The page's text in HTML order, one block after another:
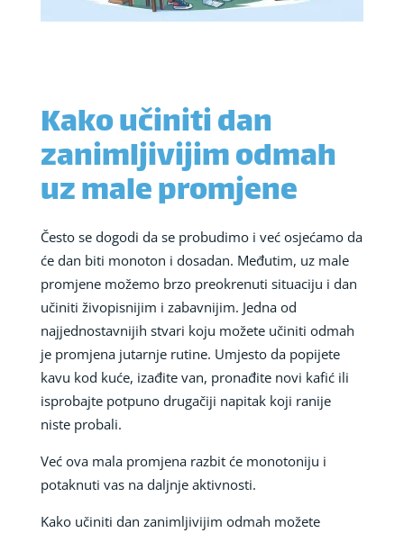
Kako učiniti dan
zanimljivijim odmah
uz male promjene
Često se dogodi da se probudimo i već osjećamo da
će dan biti monoton i dosadan. Međutim, uz male
promjene možemo brzo preokrenuti situaciju i dan
učiniti živopisnijim i zabavnijim. Jedna od
najjednostavnijih stvari koju možete učiniti odmah
je promjena jutarnje rutine. Umjesto da popijete
kavu kod kuće, izađite van, pronađite novi kafić ili
isprobajte potpuno drugačiji napitak koji ranije
niste probali.
Već ova mala promjena razbit će monotoniju i
potaknuti vas na daljnje aktivnosti.
Kako učiniti dan zanimljivijim odmah možete